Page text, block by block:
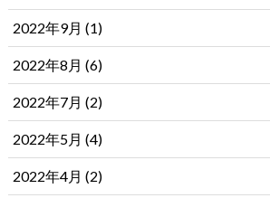
2022年9月 (1)
2022年8月 (6)
2022年7月 (2)
2022年5月 (4)
2022年4月 (2)